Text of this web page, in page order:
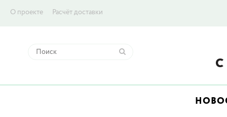
О проекте Расчёт доставки